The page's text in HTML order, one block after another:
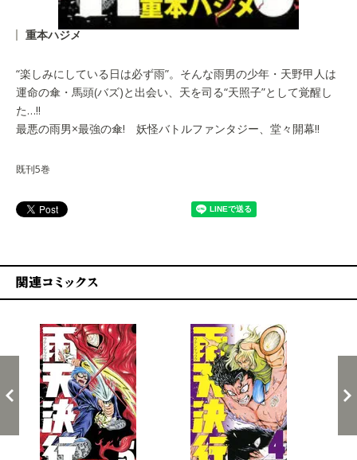
重本ハジメ
“楽しみにしている日は必ず雨”。そんな雨男の少年・天野甲人は
運命の傘・馬頭(バズ)と出会い、天を司る“天照子”として覚醒し
た…!!
最悪の雨男×最強の傘! 妖怪バトルファンタジー、堂々開幕!!
既刊5巻